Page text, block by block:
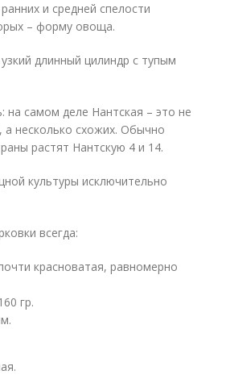
и средней спелости
– форму овоща.
длинный цилиндр с тупым
на самом деле Нантская – это не
а несколько схожих. Обычно
растят Нантскую 4 и 14.
культуры исключительно
всегда:
красноватая, равномерно
гр.